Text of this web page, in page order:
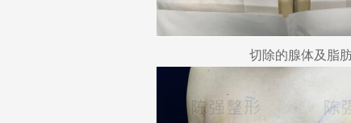
切除的腺体及脂